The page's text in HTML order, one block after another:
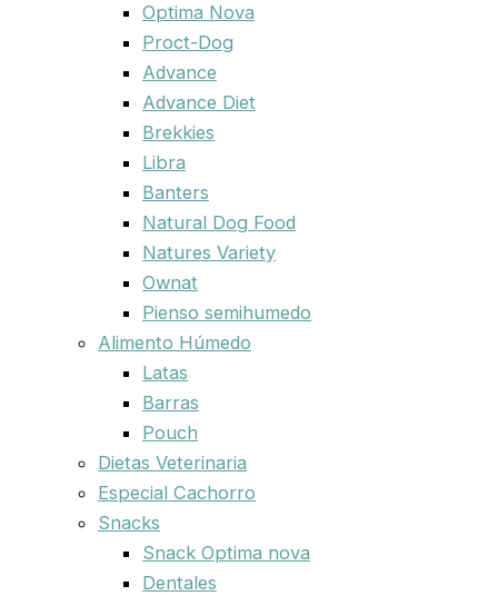
Optima Nova
Proct-Dog
Advance
Advance Diet
Brekkies
Libra
Banters
Natural Dog Food
Natures Variety
Ownat
Pienso semihumedo
Alimento Húmedo
Latas
Barras
Pouch
Dietas Veterinaria
Especial Cachorro
Snacks
Snack Optima nova
Dentales